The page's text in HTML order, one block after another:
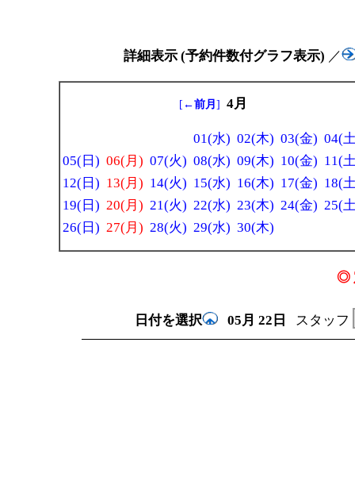
詳細表示 (予約件数付グラフ表示) ／
[ ←前月 ] 4月
01(水) 02(木) 03(金) 04(
05(日) 06(月) 07(火) 08(水) 09(木) 10(金) 11(
12(日) 13(月) 14(火) 15(水) 16(木) 17(金) 18(
19(日) 20(月) 21(火) 22(水) 23(木) 24(金) 25(
26(日) 27(月) 28(火) 29(水) 30(木)
◎
日付を選択 05月 22日 スタッフ